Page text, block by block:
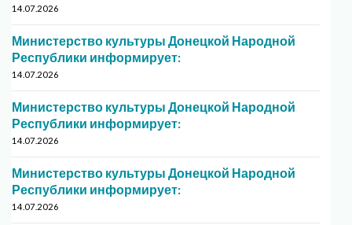
14.07.2026
Министерство культуры Донецкой Народной
Республики информирует:
14.07.2026
Министерство культуры Донецкой Народной
Республики информирует:
14.07.2026
Министерство культуры Донецкой Народной
Республики информирует:
14.07.2026